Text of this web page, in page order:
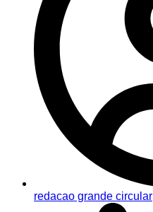
redacao grande circular